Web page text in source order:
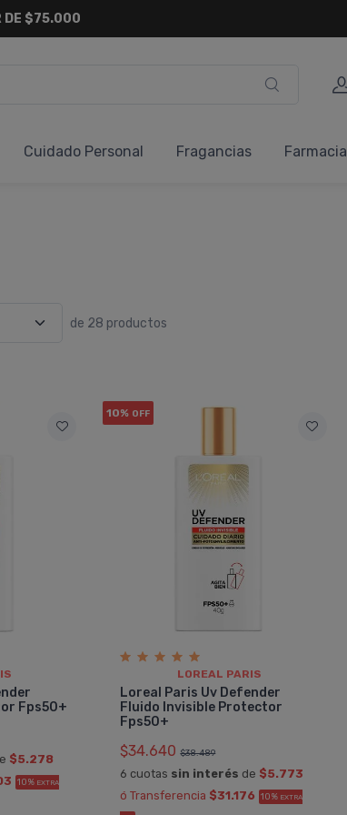
Cuidado Personal Fragancias Farmacia
de 28 productos
Fps50+
$5.278
10% EXTRA
10% OFF
LOREAL PARIS
Loreal Paris Uv Defender
Fluido Invisible Protector
Fps50+
$34.640 $38.489
6 cuotas sin interés de $5.773
ó Transferencia $31.176 10% EXTRA